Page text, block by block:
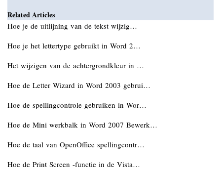
Related Articles
Hoe je de uitlijning van de tekst wijzig…
Hoe je het lettertype gebruikt in Word 2…
Het wijzigen van de achtergrondkleur in …
Hoe de Letter Wizard in Word 2003 gebrui…
Hoe de spellingcontrole gebruiken in Wor…
Hoe de Mini werkbalk in Word 2007 Bewerk…
Hoe de taal van OpenOffice spellingcontr…
Hoe de Print Screen -functie in de Vista…